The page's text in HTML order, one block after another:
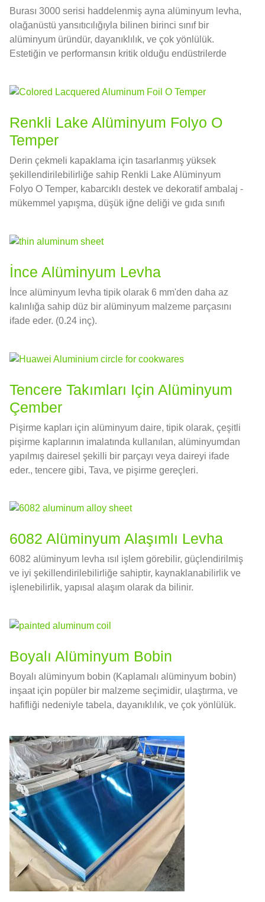
Burası 3000 serisi haddelenmiş ayna alüminyum levha,
olağanüstü yansıtıcılığıyla bilinen birinci sınıf bir
alüminyum üründür, dayanıklılık, ve çok yönlülük.
Estetiğin ve performansın kritik olduğu endüstrilerde
Renkli Lake Alüminyum Folyo O
Temper
Derin çekmeli kapaklama için tasarlanmış yüksek
şekillendirilebilirliğe sahip Renkli Lake Alüminyum
Folyo O Temper, kabarcıklı destek ve dekoratif ambalaj -
mükemmel yapışma, düşük iğne deliği ve gıda sınıfı
İnce Alüminyum Levha
İnce alüminyum levha tipik olarak 6 mm'den daha az
kalınlığa sahip düz bir alüminyum malzeme parçasını
ifade eder. (0.24 inç).
Tencere Takımları Için Alüminyum
Çember
Pişirme kapları için alüminyum daire, tipik olarak, çeşitli
pişirme kaplarının imalatında kullanılan, alüminyumdan
yapılmış dairesel şekilli bir parçayı veya daireyi ifade
eder., tencere gibi, Tava, ve pişirme gereçleri.
6082 Alüminyum Alaşımlı Levha
6082 alüminyum levha ısıl işlem görebilir, güçlendirilmiş
ve iyi şekillendirilebilirliğe sahiptir, kaynaklanabilirlik ve
işlenebilirlik, yapısal alaşım olarak da bilinir.
Boyalı Alüminyum Bobin
Boyalı alüminyum bobin (Kaplamalı alüminyum bobin)
inşaat için popüler bir malzeme seçimidir, ulaştırma, ve
hafifliği nedeniyle tabela, dayanıklılık, ve çok yönlülük.